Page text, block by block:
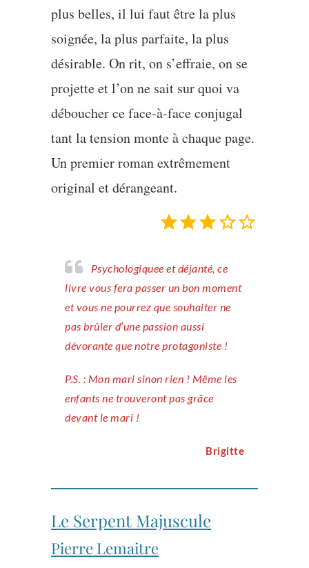
plus belles, il lui faut être la plus
soignée, la plus parfaite, la plus
désirable. On rit, on s’effraie, on se
projette et l’on ne sait sur quoi va
déboucher ce face-à-face conjugal
tant la tension monte à chaque page.
Un premier roman extrêmement
original et dérangeant.
Psychologiquee et déjanté, ce
livre vous fera passer un bon moment
et vous ne pourrez que souhaiter ne
pas brûler d’une passion aussi
dévorante que notre protagoniste !
P.S. : Mon mari sinon rien ! Même les
enfants ne trouveront pas grâce
devant le mari !
Brigitte
Le Serpent Majuscule
Pierre Lemaitre